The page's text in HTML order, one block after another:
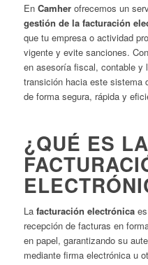
En Camherofrecemos un
gestión de la facturación
que tu empresa o actividad
vigente y evite sanciones.
en asesoría fiscal, contable y
transición hacia este sistema
de forma segura, rápida y
¿QUÉ ES LA
La facturación electrónicaes
recepción de facturas en
en papel, garantizando su
mediante firma electrónica u